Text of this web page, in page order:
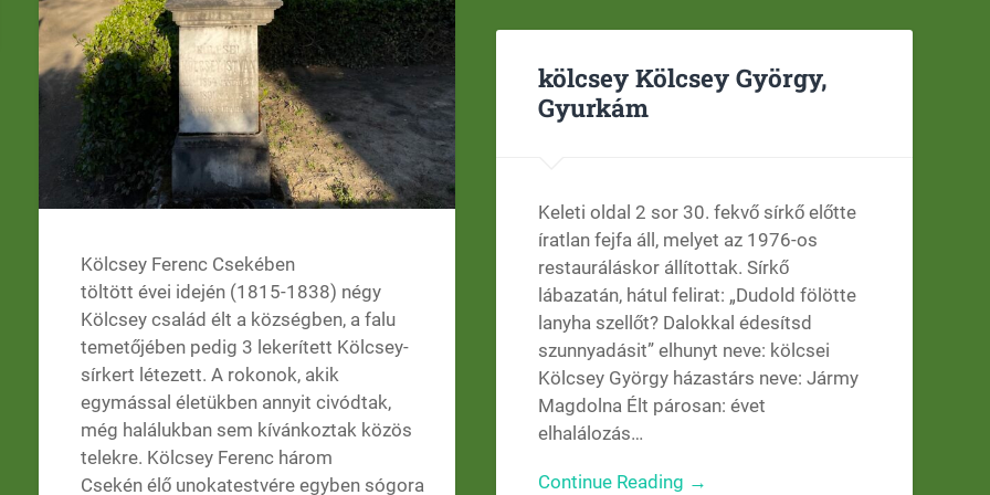
Kölcsey Ferenc Csekében
töltött évei idején (1815-1838) négy
Kölcsey család élt a községben, a falu
temetőjében pedig 3 lekerített Kölcsey-
sírkert létezett. A rokonok, akik
egymással életükben annyit civódtak,
még halálukban sem kívánkoztak közös
telekre. Kölcsey Ferenc három
Csekén élő unokatestvére egyben sógora
kölcsey Kölcsey György,
Gyurkám
Keleti oldal 2 sor 30. fekvő sírkő előtte
íratlan fejfa áll, melyet az 1976-os
restauráláskor állítottak. Sírkő
lábazatán, hátul felirat: „Dudold fölötte
lanyha szellőt? Dalokkal édesítsd
szunnyadásit” elhunyt neve: kölcsei
Kölcsey György házastárs neve: Jármy
Magdolna Élt párosan: évet
elhalálozás…
Continue Reading →